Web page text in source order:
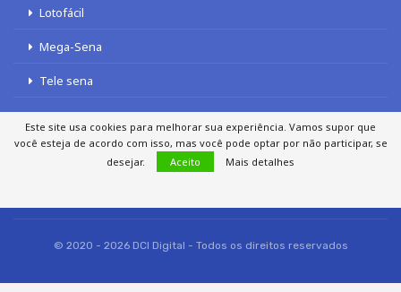
Lotofácil
Mega-Sena
Tele sena
AUTORES
FALE COM O JORNAL DCI
© 2020 - 2026 DCI Digital - Todos os direitos reservados
Este site usa cookies para melhorar sua experiência. Vamos supor que
você esteja de acordo com isso, mas você pode optar por não participar, se
desejar.
Aceito Mais detalhes